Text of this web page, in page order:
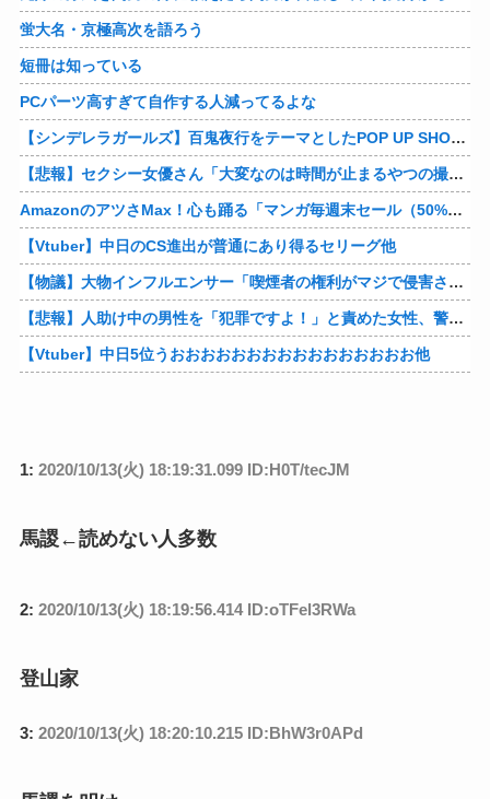
蛍大名・京極高次を語ろう
短冊は知っている
PCパーツ高すぎて自作する人減ってるよな
【シンデレラガールズ】百鬼夜行をテーマとしたPOP UP SHOPが東京・大阪にて開催
【悲報】セクシー女優さん「大変なのは時間が止まるやつの撮影」←ばらしてしまうｗ
AmazonのアツさMax！心も踊る「マンガ毎週末セール（50%還元）」2日目襲来！他
【Vtuber】中日のCS進出が普通にあり得るセリーグ他
【物議】大物インフルエンサー「喫煙者の権利がマジで侵害されてる。いくら税金払ってるんだ」他
【悲報】人助け中の男性を「犯罪ですよ！」と責めた女性、警察が来た瞬間逃げる他
【Vtuber】中日5位うおおおおおおおおおおおおおおおお他
1: 2020/10/13(火) 18:19:31.099 ID:H0T/tecJM
馬謖←読めない人多数
2: 2020/10/13(火) 18:19:56.414 ID:oTFel3RWa
登山家
3: 2020/10/13(火) 18:20:10.215 ID:BhW3r0APd